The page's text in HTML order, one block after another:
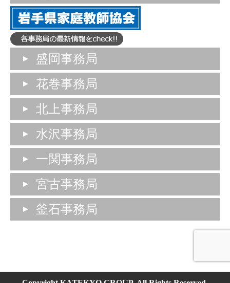
盛岡事務局
花巻事務局
北上事務局
水沢事務局
一関事務局
宮古事務局
釜石事務局